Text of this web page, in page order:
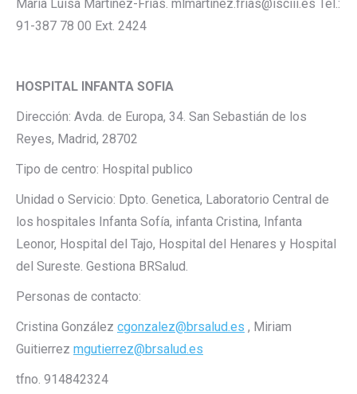
María Luisa Martínez-Frías. mlmartínez.frias@isciii.es Tel.:
91-387 78 00 Ext. 2424
HOSPITAL INFANTA SOFIA
Dirección: Avda. de Europa, 34. San Sebastián de los
Reyes, Madrid, 28702
Tipo de centro: Hospital publico
Unidad o Servicio: Dpto. Genetica, Laboratorio Central de
los hospitales Infanta Sofía, infanta Cristina, Infanta
Leonor, Hospital del Tajo, Hospital del Henares y Hospital
del Sureste. Gestiona BRSalud.
Personas de contacto:
Cristina González cgonzalez@brsalud.es , Miriam
Guitierrez mgutierrez@brsalud.es
tfno. 914842324